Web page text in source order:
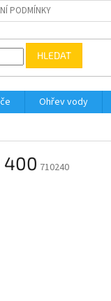
PODMÍNKY
HLEDAT
Ohřev vody
400 710240